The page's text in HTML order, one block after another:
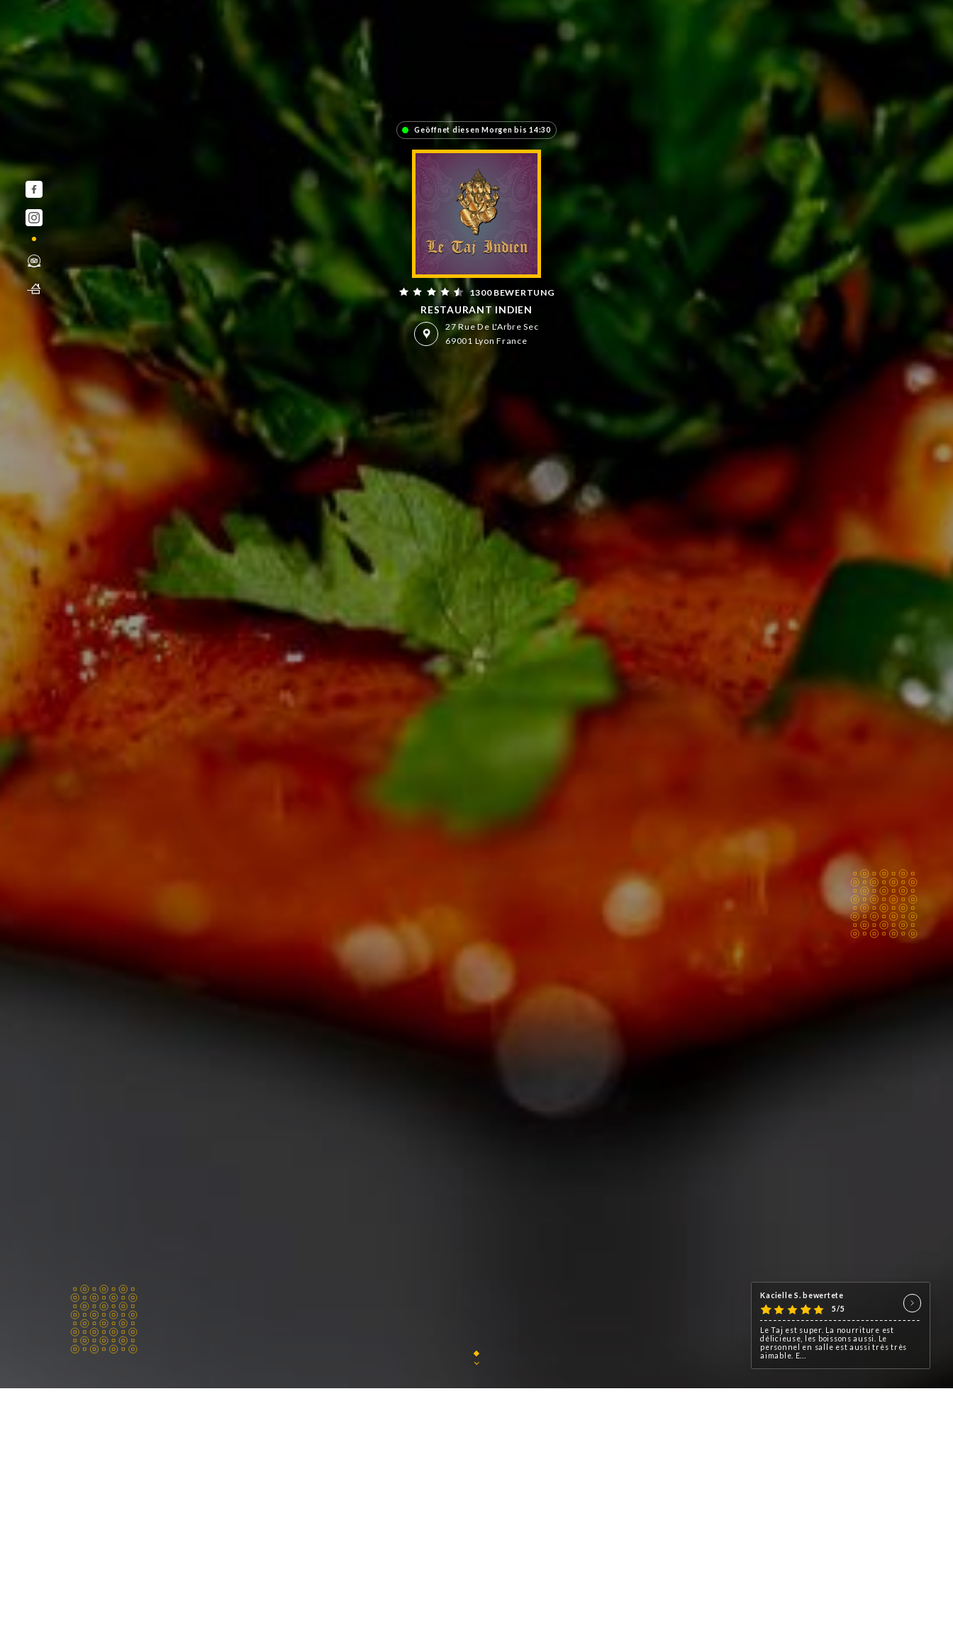
Geöffnet diesen Morgen bis 14:30
1300 BEWERTUNG
RESTAURANT INDIEN
27 Rue De L'Arbre Sec
69001 Lyon France
Kacielle S. bewertete
5/5
Le Taj est super. La nourriture est
délicieuse, les boissons aussi. Le
personnel en salle est aussi très très
aimable. E...